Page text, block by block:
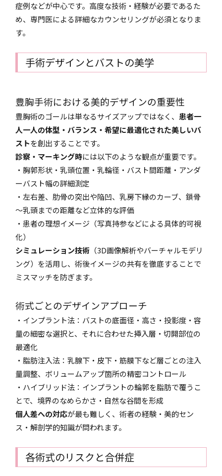
症例などが中心です。高度な技術・経験が必要であるた
め、専門医による詳細なカウンセリングが必須となりま
す。
手術デザインとバストの美学
豊胸手術における美的デザインの重要性
豊胸術のゴールは単なるサイズアップではなく、 患者一
人一人の体型・バランス・希望に最適化された美しいバ
ストを創出することです。
診察・マーキング時には以下のような観点が重要です。
・胸郭形状・乳頭位置・乳輪径・バスト間距離・アンダ
ーバスト幅の詳細測定
・左右差、肋骨の突出や陥凹、乳房下縁のカーブ、鎖骨
～乳頭までの距離など立体的な評価
・患者の理想イメージ（写真持参などによる具体的可視
化）
シミュレーション技術 （3D画像解析やバーチャルモデリ
ング）を活用し、術後イメージの共有を徹底することで
ミスマッチを防ぎます。
術式ごとのデザインアプローチ
・インプラント法：バストの底面径・高さ・投影度・容
量の細密な選択と、それに合わせた挿入層・切開部位の
最適化
・脂肪注入法：乳腺下・皮下・筋膜下など層ごとの注入
量調整、ボリュームアップ箇所の精密コントロール
・ハイブリッド法：インプラントの輪郭を脂肪で覆うこ
とで、境界のなめらかさ・自然な谷間を形成
個人差への対応が最も難しく、術者の経験・美的セン
ス・解剖学的知識が問われます。
各術式のリスクと合併症